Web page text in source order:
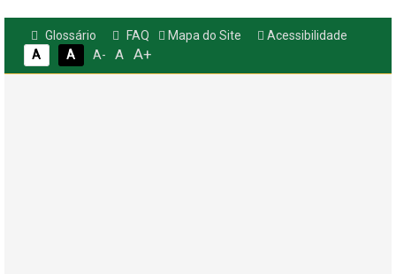
Glossário FAQ Mapa do Site
Acessibilidade
A
A A- A A+